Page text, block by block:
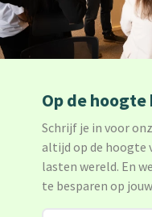
Op de
Schrijf je in voor
altijd op de hoogte
lasten wereld. En
te besparen op